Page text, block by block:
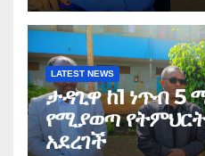
LATEST NEWS
ታዳጊዋ ከ1 ነጥብ 5
የሚያወጣ
አደረገች